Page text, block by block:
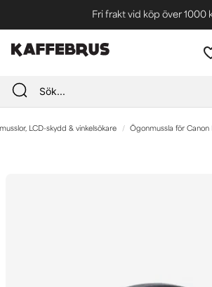
Fri frakt vid köp över 1000
LCD-skydd & vinkelsökare Ögonmussla för Canon